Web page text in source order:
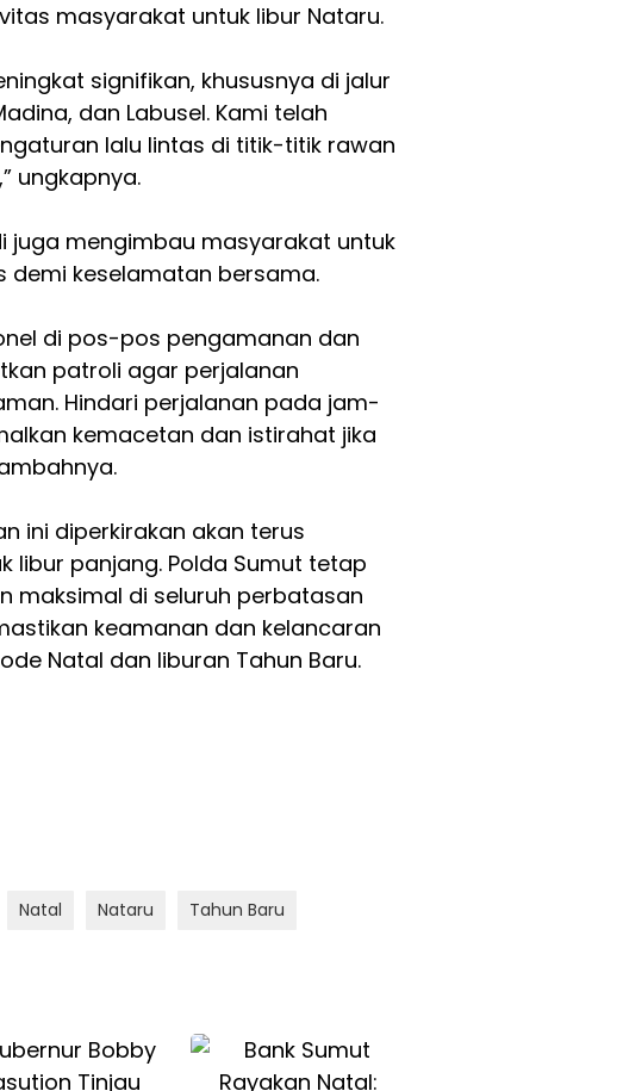
masyarakat untuk libur Nataru.
signifikan, khususnya di jalur
dan Labusel. Kami telah
lalu lintas di titik-titik rawan
ungkapnya.
juga mengimbau masyarakat untuk
demi keselamatan bersama.
di pos-pos pengamanan dan
patroli agar perjalanan
Hindari perjalanan pada jam-
kemacetan dan istirahat jika
ini diperkirakan akan terus
libur panjang. Polda Sumut tetap
maksimal di seluruh perbatasan
keamanan dan kelancaran
Natal dan liburan Tahun Baru.
Natal Nataru Tahun Baru